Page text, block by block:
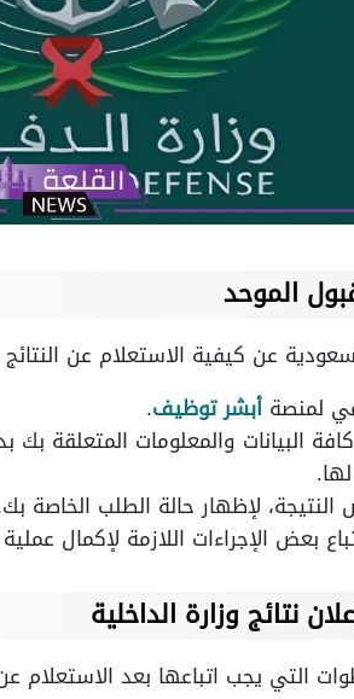
الموحد
عن كيفية الاستعلام عن النتائج
لمنصة أبشر توظيف.
البيانات والمعلومات المتعلقة بك
لإظهار حالة الطلب الخاصة
بعض الإجراءات اللازمة لإكمال
نتائج وزارة الداخلية
التي يجب اتباعها بعد الاستعلام عن